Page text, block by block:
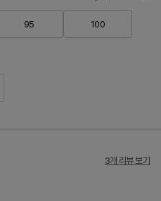
95 100
3개 리뷰 보기